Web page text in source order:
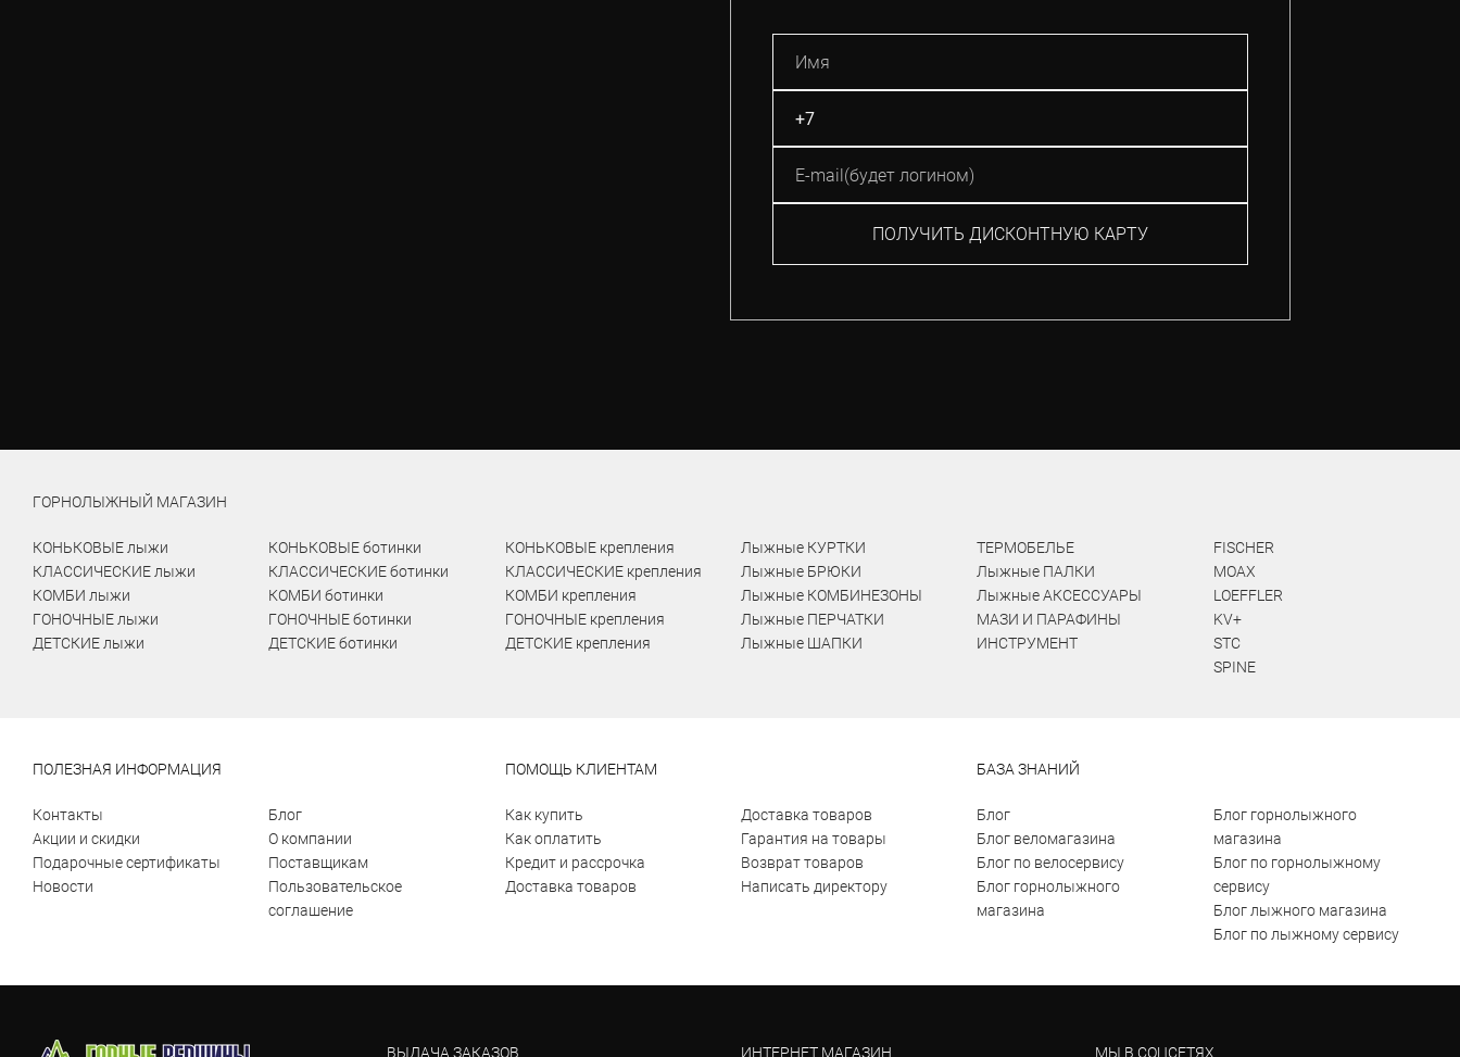
ПОЛУЧИТЬ ДИСКОНТНУЮ КАРТУ
ГОРНОЛЫЖНЫЙ МАГАЗИН
КОНЬКОВЫЕ лыжи
КЛАССИЧЕСКИЕ лыжи
КОМБИ лыжи
ГОНОЧНЫЕ лыжи
ДЕТСКИЕ лыжи
КОНЬКОВЫЕ ботинки
КЛАССИЧЕСКИЕ ботинки
КОМБИ ботинки
ГОНОЧНЫЕ ботинки
ДЕТСКИЕ ботинки
КОНЬКОВЫЕ крепления
КЛАССИЧЕСКИЕ крепления
КОМБИ крепления
ГОНОЧНЫЕ крепления
ДЕТСКИЕ крепления
Лыжные КУРТКИ
Лыжные БРЮКИ
Лыжные КОМБИНЕЗОНЫ
Лыжные ПЕРЧАТКИ
Лыжные ШАПКИ
ТЕРМОБЕЛЬЕ
Лыжные ПАЛКИ
Лыжные АКСЕССУАРЫ
МАЗИ И ПАРАФИНЫ
ИНСТРУМЕНТ
FISCHER
MOAX
LOEFFLER
KV+
STC
SPINE
ПОЛЕЗНАЯ ИНФОРМАЦИЯ
Контакты
Акции и скидки
Подарочные сертификаты
Новости
Блог
О компании
Поставщикам
Пользовательское
соглашение
ПОМОЩЬ КЛИЕНТАМ
Как купить
Как оплатить
Кредит и рассрочка
Доставка товаров
Доставка товаров
Гарантия на товары
Возврат товаров
Написать директору
БАЗА ЗНАНИЙ
Блог
Блог веломагазина
Блог по велосервису
Блог горнолыжного
магазина
Блог горнолыжного
магазина
Блог по горнолыжному
сервису
Блог лыжного магазина
Блог по лыжному сервису
ВЫДАЧА ЗАКАЗОВ ИНТЕРНЕТ МАГАЗИН МЫ В СОЦСЕТЯХ